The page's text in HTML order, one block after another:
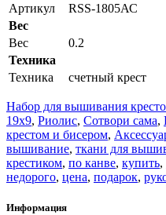
Артикул
RSS-1805АС
Вес
Вес
0.2
Техника
Техника
счетный крест
Набор для вышивания
19x9, Риолис, Сотвори сама,
крестом и бисером,
вышивание, ткани для
крестиком, по канве, купить,
недорого, цена, подарок,
Информация